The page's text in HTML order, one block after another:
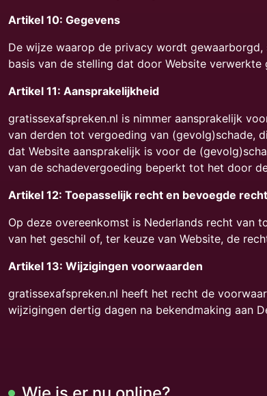
Artikel 10: Gegevens
De wijze waarop de privacy wordt
basis van de stelling dat door Website
Artikel 11: Aansprakelijkheid
gratissexafspreken.nl is nimmer aansprakelijk
van derden tot vergoeding van (gevolg)schade,
dat Website aansprakelijk is voor de
van de schadevergoeding beperkt tot het door
Artikel 12: Toepasselijk recht en bevoegde
Op deze overeenkomst is Nederlands recht van
van het geschil of, ter keuze van Website, de
Artikel 13: Wijzigingen voorwaarden
gratissexafspreken.nl heeft het recht de
wijzigingen dertig dagen na bekendmaking aan